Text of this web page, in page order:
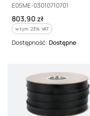
Kod producenta
E05ME-03010710701
Cena brutto
803,90 zł
w tym %s VAT
w tym 23% VAT
Dostępność:Dostępne